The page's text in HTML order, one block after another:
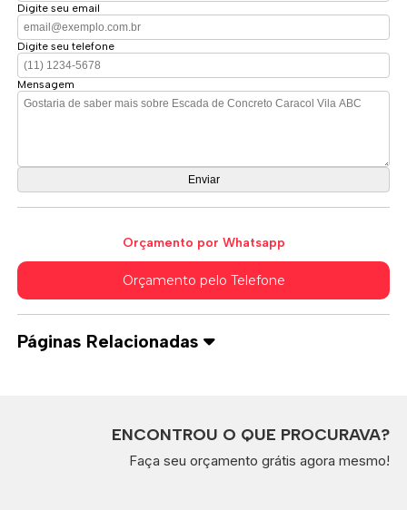
Digite seu email
Digite seu telefone
Mensagem
Orçamento por Whatsapp
Orçamento pelo Telefone
Páginas Relacionadas
ENCONTROU O QUE PROCURAVA?
Faça seu orçamento grátis agora mesmo!